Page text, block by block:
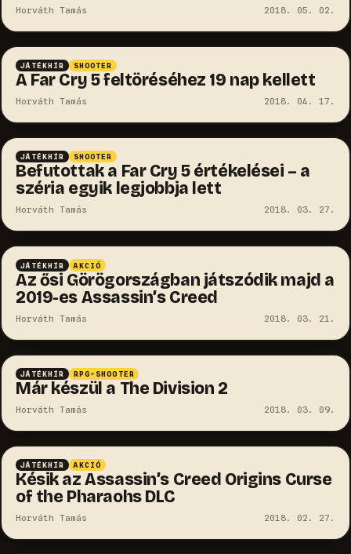
Horváth Tamás 2018. 05. 02.
JÁTÉKHÍR SHOOTER
A Far Cry 5 feltöréséhez 19 nap kellett
Horváth Tamás 2018. 04. 17.
JÁTÉKHÍR SHOOTER
Befutottak a Far Cry 5 értékelései – a
széria egyik legjobbja lett
Horváth Tamás 2018. 03. 27.
JÁTÉKHÍR AKCIÓ
Az ősi Görögországban játszódik majd a
2019-es Assassin’s Creed
Horváth Tamás 2018. 03. 21.
JÁTÉKHÍR RPG-SHOOTER
Már készül a The Division 2
Horváth Tamás 2018. 03. 09.
JÁTÉKHÍR AKCIÓ
Késik az Assassin’s Creed Origins Curse
of the Pharaohs DLC
Horváth Tamás 2018. 02. 27.